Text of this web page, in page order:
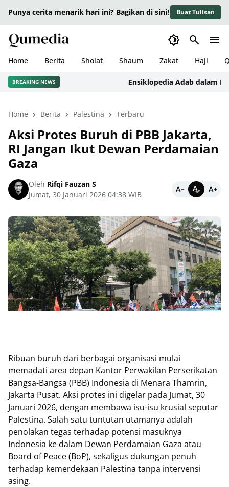
Punya cerita menarik hari ini? Bagikan di sini! Buat Tulisan
Home Berita Sholat Shaum Zakat Haji
BREAKING NEWS Ensiklopedia Adab dalam
Home Berita Palestina Terbaru
Aksi Protes Buruh di PBB Jakarta,
RI Jangan Ikut Dewan Perdamaian
Gaza
Oleh Rifqi Fauzan S
Jumat, 30 Januari 2026 04:38 WIB
Ribuan buruh dari berbagai organisasi mulai
memadati area depan Kantor Perwakilan Perserikatan
Bangsa-Bangsa (PBB) Indonesia di Menara Thamrin,
Jakarta Pusat. Aksi protes ini digelar pada Jumat, 30
Januari 2026, dengan membawa isu-isu krusial seputar
Palestina. Salah satu tuntutan utamanya adalah
penolakan tegas terhadap potensi masuknya
Indonesia ke dalam Dewan Perdamaian Gaza atau
Board of Peace (BoP), sekaligus dukungan penuh
terhadap kemerdekaan Palestina tanpa intervensi
asing.